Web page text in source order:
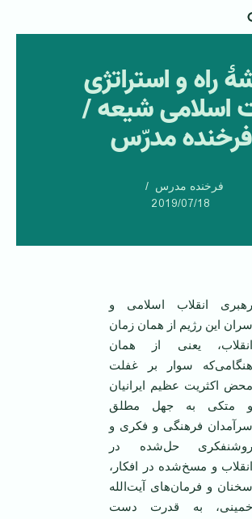
راه و استراتژی
اسلامی شیعه /
فرخنده مدرّس
فرخنده مدرس
2019/07/18
رهبری انقلاب اسلامی و
سران این رژیم از همان زمان
انقلاب، یعنی از همان
هنگامی‌که سوار بر غفلت
محض اکثریت عظیم ایرانیان
و متکی به جهل مطلق
سرآمدان فرهنگی و فکری و
روشنفکری حل‌شده‌ در
انقلاب و مسخ‌شده در افکار،
سخنان و فرمان‌های آیت‌الله
خمینی، به قدرت دست